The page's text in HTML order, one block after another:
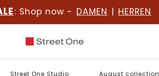
: Shop now - DAMEN | HERREN
Street One Studio August collection